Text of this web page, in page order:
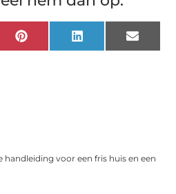
Pinterest LinkedIn Email
handleiding voor een fris huis en een